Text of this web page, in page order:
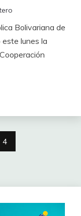
Bolivariana de
lunes la
4